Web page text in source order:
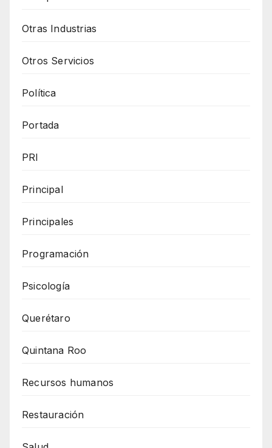
Otras Industrias
Otros Servicios
Política
Portada
PRI
Principal
Principales
Programación
Psicología
Querétaro
Quintana Roo
Recursos humanos
Restauración